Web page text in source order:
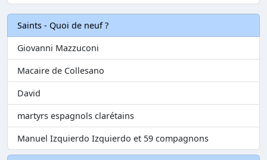
Saints - Quoi de neuf ?
Giovanni Mazzuconi
Macaire de Collesano
David
martyrs espagnols clarétains
Manuel Izquierdo Izquierdo et 59 compagnons